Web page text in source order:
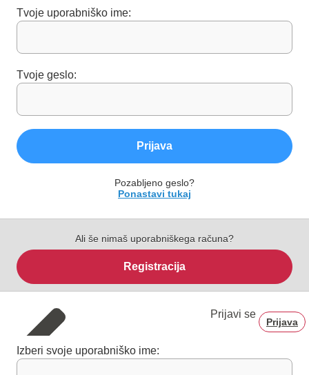
Tvoje uporabniško ime:
Tvoje geslo:
Prijava
Pozabljeno geslo?
Ponastavi tukaj
Ali še nimaš uporabniškega računa?
Registracija
Prijavi se
Prijava
Izberi svoje uporabniško ime: